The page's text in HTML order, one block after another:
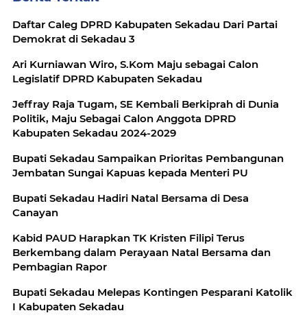
Daftar Caleg DPRD Kabupaten Sekadau Dari Partai
Demokrat di Sekadau 3
Ari Kurniawan Wiro, S.Kom Maju sebagai Calon
Legislatif DPRD Kabupaten Sekadau
Jeffray Raja Tugam, SE Kembali Berkiprah di Dunia
Politik, Maju Sebagai Calon Anggota DPRD
Kabupaten Sekadau 2024-2029
Bupati Sekadau Sampaikan Prioritas Pembangunan
Jembatan Sungai Kapuas kepada Menteri PU
Bupati Sekadau Hadiri Natal Bersama di Desa
Canayan
Kabid PAUD Harapkan TK Kristen Filipi Terus
Berkembang dalam Perayaan Natal Bersama dan
Pembagian Rapor
Bupati Sekadau Melepas Kontingen Pesparani Katolik
I Kabupaten Sekadau